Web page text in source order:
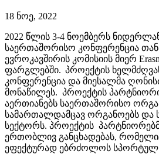
18 ნოე, 2022
2022 წლის 3-4 ნოემბერს
საერთაშორისო კონფერენცია
ევროკავშირის კომისიის მიერ
ფარგლებში. პროექტის
კონფერენცია და მიესალმა
მონაწილეს. პროექტის
აერთიანებს საერთაშორისო
სამართალდამცავ ორგანოებს და
სექტორს. პროექტის
ერთობლივ განცხადებას,
ეფექტურად ებრძოლოს სპორტულ